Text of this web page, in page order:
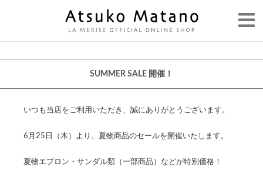
SUMMER SALE 開催！
いつも当店をご利用いただき、誠にありがとうございます。
6月25日（木）より、夏物商品のセールを開催いたします。
夏物エプロン・サンダル類（一部商品）などが特別価格！